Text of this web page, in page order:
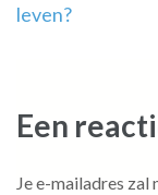
leven?
Een
Je e-mailadres zal